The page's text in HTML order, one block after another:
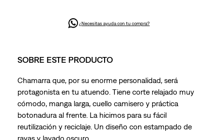
¿Necesitas ayuda con tu compra?
SOBRE ESTE PRODUCTO
Chamarra que, por su enorme personalidad, será
protagonista en tu atuendo. Tiene corte relajado muy
cómodo, manga larga, cuello camisero y práctica
botonadura al frente. La hicimos para su fácil
reutilización y reciclaje. Un diseño con estampado de
rayas y lavado oscuro.